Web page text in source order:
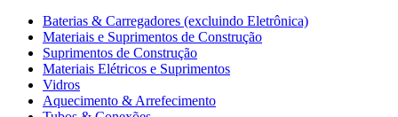
Baterias & Carregadores (excluindo Eletrônica)
Materiais e Suprimentos de Construção
Suprimentos de Construção
Materiais Elétricos e Suprimentos
Vidros
Aquecimento & Arrefecimento